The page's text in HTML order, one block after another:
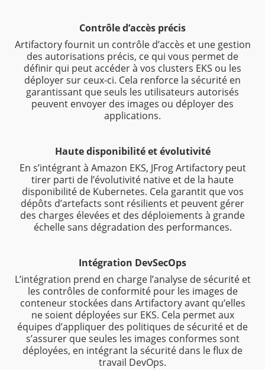
Contrôle d’accès précis
Artifactory fournit un contrôle d’accès et une gestion
des autorisations précis, ce qui vous permet de
définir qui peut accéder à vos clusters EKS ou les
déployer sur ceux-ci. Cela renforce la sécurité en
garantissant que seuls les utilisateurs autorisés
peuvent envoyer des images ou déployer des
applications.
Haute disponibilité et évolutivité
En s’intégrant à Amazon EKS, JFrog Artifactory peut
tirer parti de l’évolutivité native et de la haute
disponibilité de Kubernetes. Cela garantit que vos
dépôts d’artefacts sont résilients et peuvent gérer
des charges élevées et des déploiements à grande
échelle sans dégradation des performances.
Intégration DevSecOps
L’intégration prend en charge l’analyse de sécurité et
les contrôles de conformité pour les images de
conteneur stockées dans Artifactory avant qu’elles
ne soient déployées sur EKS. Cela permet aux
équipes d’appliquer des politiques de sécurité et de
s’assurer que seules les images conformes sont
déployées, en intégrant la sécurité dans le flux de
travail DevOps.